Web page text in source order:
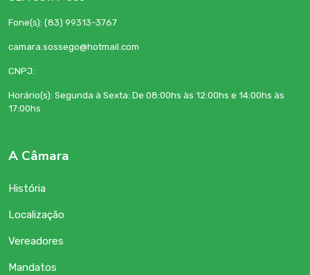
Fone(s): (83) 99313-3767
camara.sossego@hotmail.com
CNPJ:
Horário(s): Segunda à Sexta: De 08:00hs às 12:00hs e 14:00hs às
17:00hs
A Câmara
História
Localização
Vereadores
Mandatos